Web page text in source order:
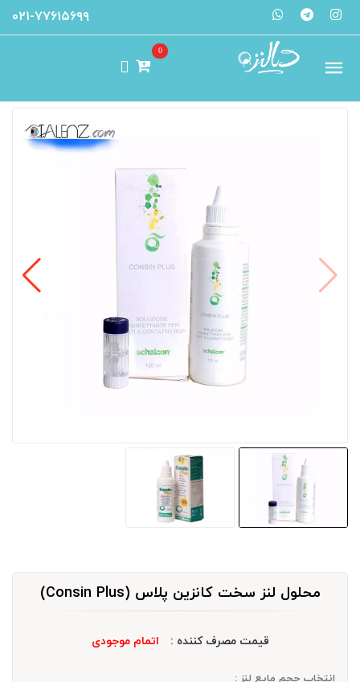
۰۲۱-۷۷۶۱۵۶۹۹
0
محلول لنز سخت کانزین پلاس (Consin Plus)
قیمت مصرف کننده : اتمام موجودی
انتخاب حجم مایع لنز :